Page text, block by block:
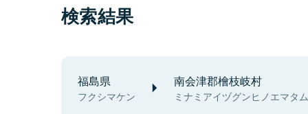
検索結果
福島県
フクシマケン
南会津郡檜枝岐村
ミナミアイヅグンヒノエマタ